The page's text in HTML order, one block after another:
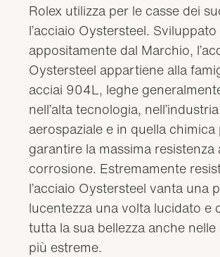
Rolex utilizza per le casse dei
l’acciaio Oystersteel. Sviluppato
appositamente dal Marchio,
Oystersteel appartiene alla
acciai 904L, leghe
nell’alta tecnologia, nell’industria
aerospaziale e in quella chimica
garantire la massima resistenza
corrosione. Estremamente
l’acciaio Oystersteel vanta una
lucentezza una volta lucidato e
tutta la sua bellezza anche
più estreme.